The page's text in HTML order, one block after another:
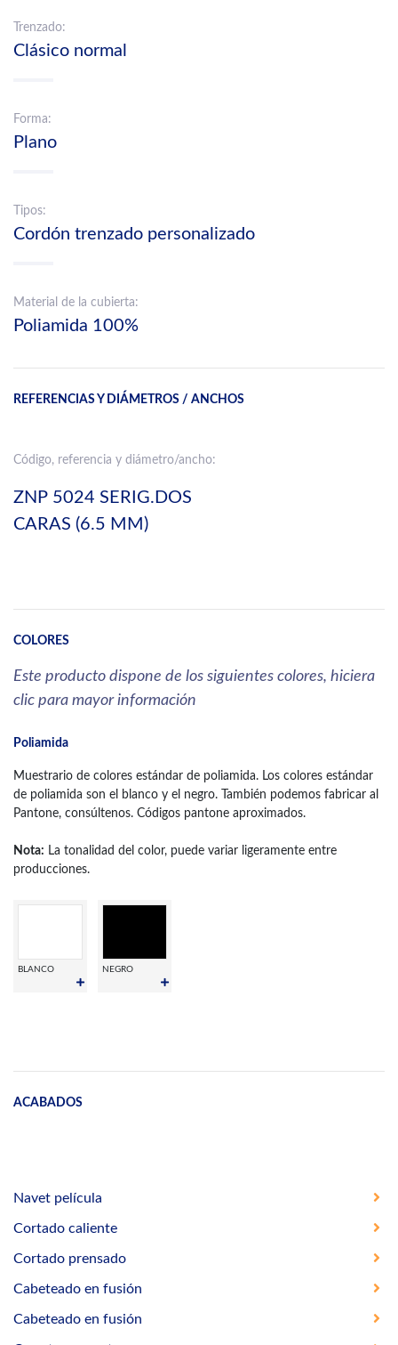
Trenzado:
Clásico normal
Forma:
Plano
Tipos:
Cordón trenzado personalizado
Material de la cubierta:
Poliamida 100%
REFERENCIAS Y DIÁMETROS / ANCHOS
Código, referencia y diámetro/ancho:
ZNP 5024 SERIG.DOS
CARAS (6.5 MM)
COLORES
Este producto dispone de los siguientes colores, hiciera
clic para mayor información
Poliamida
Muestrario de colores estándar de poliamida. Los colores estándar
de poliamida son el blanco y el negro. También podemos fabricar al
Pantone, consúltenos. Códigos pantone aproximados.
Nota: La tonalidad del color, puede variar ligeramente entre
producciones.
BLANCO NEGRO
ACABADOS
Navet película
Cortado caliente
Cortado prensado
Cabeteado en fusión
Cabeteado en fusión